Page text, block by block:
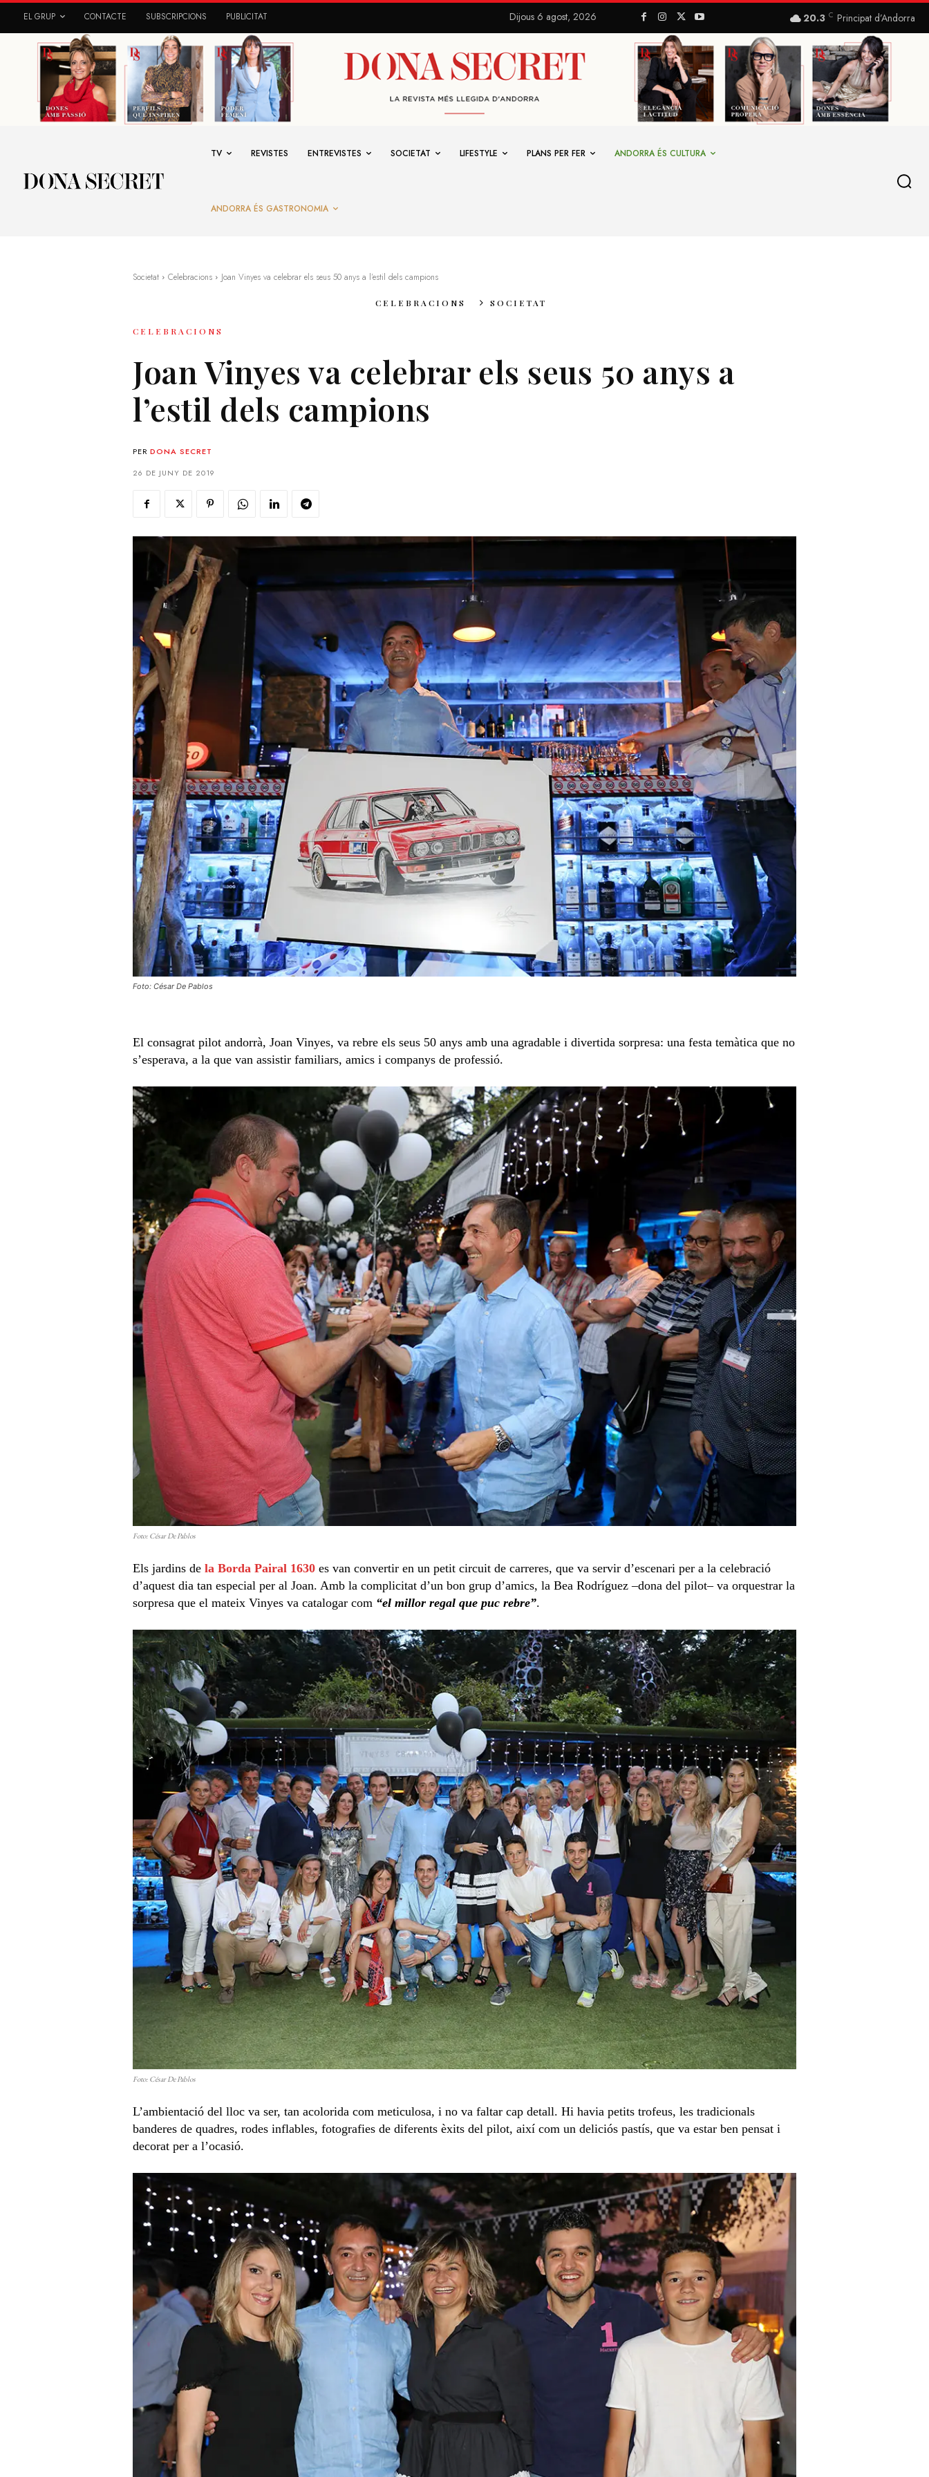
EL GRUP CONTACTE SUBSCRIPCIONS PUBLICITAT Dijous 6 agost, 2026 20.3 C Principat d’Andorra
TV REVISTES ENTREVISTES SOCIETAT LIFESTYLE PLANS PER FER ANDORRA ÉS CULTURA
ANDORRA ÉS GASTRONOMIA
Societat Celebracions Joan Vinyes va celebrar els seus 50 anys a l’estil dels campions
CELEBRACIONS SOCIETAT
CELEBRACIONS
Joan Vinyes va celebrar els seus 50 anys a
l’estil dels campions
PER DONA SECRET
26 DE JUNY DE 2019
Foto: César De Pablos
El consagrat pilot andorrà, Joan Vinyes, va rebre els seus 50 anys amb una agradable i divertida sorpresa: una festa temàtica que no
s’esperava, a la que van assistir familiars, amics i companys de professió.
Foto: César De Pablos
Els jardins de la Borda Pairal 1630 es van convertir en un petit circuit de carreres, que va servir d’escenari per a la celebració
d’aquest dia tan especial per al Joan. Amb la complicitat d’un bon grup d’amics, la Bea Rodríguez –dona del pilot– va orquestrar la
sorpresa que el mateix Vinyes va catalogar com “el millor regal que puc rebre”.
Foto: César De Pablos
L’ambientació del lloc va ser, tan acolorida com meticulosa, i no va faltar cap detall. Hi havia petits trofeus, les tradicionals
banderes de quadres, rodes inflables, fotografies de diferents èxits del pilot, així com un deliciós pastís, que va estar ben pensat i
decorat per a l’ocasió.